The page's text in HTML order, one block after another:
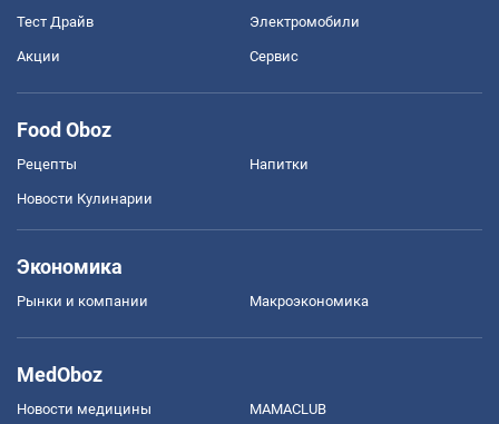
Тест Драйв Электромобили
Акции Сервис
Food Oboz
Рецепты Напитки
Новости Кулинарии
Экономика
Рынки и компании Mакроэкономика
MedOboz
Новости медицины MAMACLUB